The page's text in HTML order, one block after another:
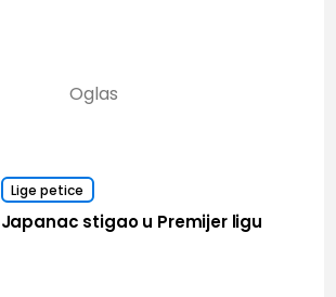
Lige petice
Japanac stigao u Premijer ligu